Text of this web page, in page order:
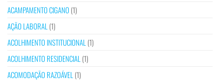
ACAMPAMENTO CIGANO (1)
AÇÃO LABORAL (1)
ACOLHIMENTO INSTITUCIONAL (1)
ACOLHIMENTO RESIDENCIAL (1)
ACOMODAÇÃO RAZOÁVEL (1)